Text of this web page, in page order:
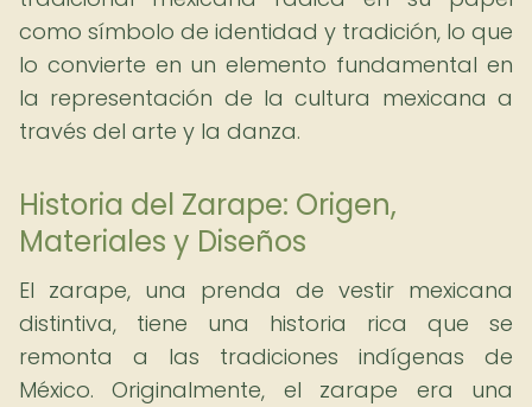
como símbolo de identidad y tradición, lo que
lo convierte en un elemento fundamental en
la representación de la cultura mexicana a
través del arte y la danza.
Historia del Zarape: Origen,
Materiales y Diseños
El zarape, una prenda de vestir mexicana
distintiva, tiene una historia rica que se
remonta a las tradiciones indígenas de
México. Originalmente, el zarape era una